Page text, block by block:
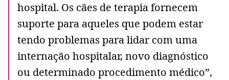
hospital. Os cães de terapia fornecem
suporte para aqueles que podem estar
tendo problemas para lidar com uma
internação hospitalar, novo diagnóstico
ou determinado procedimento médico”,